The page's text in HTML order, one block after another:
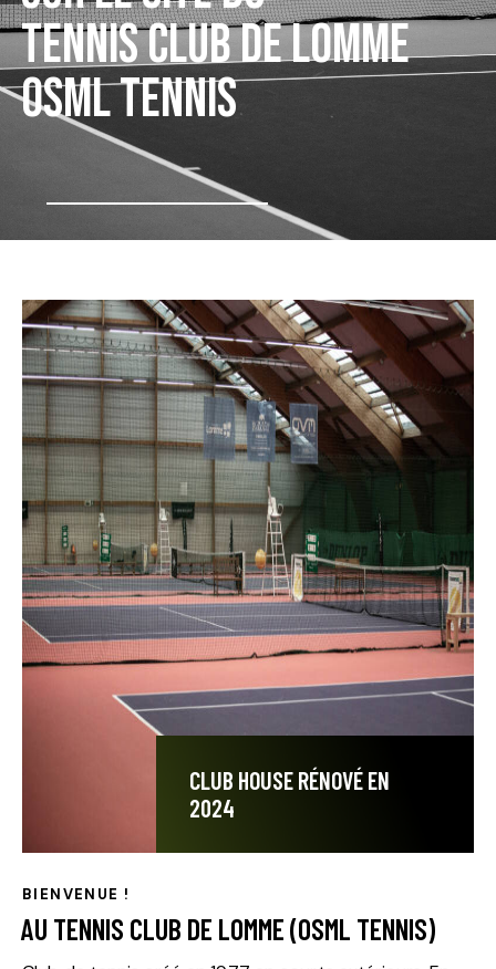
TENNIS CLUB DE LOMME
OSML TENNIS
CLUB HOUSE RÉNOVÉ EN
2024
BIENVENUE !
AU TENNIS CLUB DE LOMME (OSML TENNIS)